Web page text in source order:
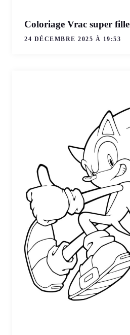
Coloriage Vrac super fille
24 DÉCEMBRE 2025 À 19:53